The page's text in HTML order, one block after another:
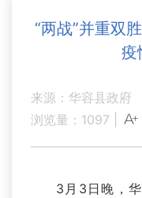
“两战”并重双
疫
来源：华容县政府
浏览量： 1097
3月3日晚，